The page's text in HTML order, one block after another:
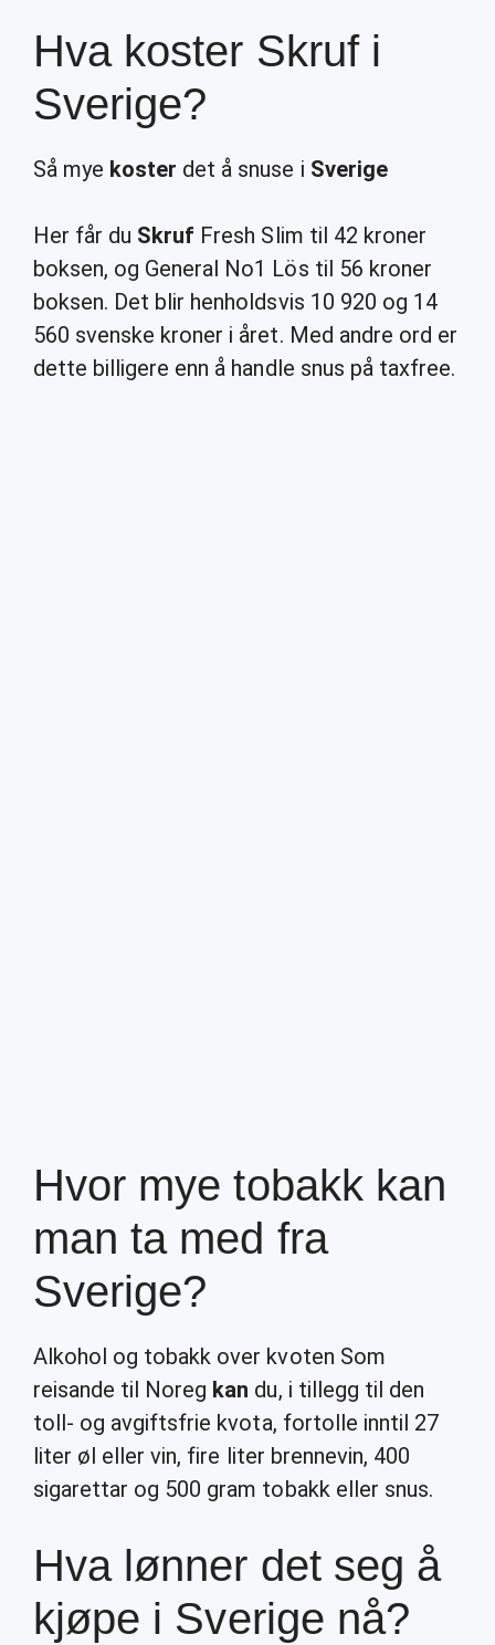
Hva koster Skruf i
Sverige?
Så mye koster det å snuse i Sverige
Her får du Skruf Fresh Slim til 42 kroner
boksen, og General No1 Lös til 56 kroner
boksen. Det blir henholdsvis 10 920 og 14
560 svenske kroner i året. Med andre ord er
dette billigere enn å handle snus på taxfree.
Hvor mye tobakk kan
man ta med fra
Sverige?
Alkohol og tobakk over kvoten Som
reisande til Noreg kan du, i tillegg til den
toll- og avgiftsfrie kvota, fortolle inntil 27
liter øl eller vin, fire liter brennevin, 400
sigarettar og 500 gram tobakk eller snus.
Hva lønner det seg å
kjøpe i Sverige nå?